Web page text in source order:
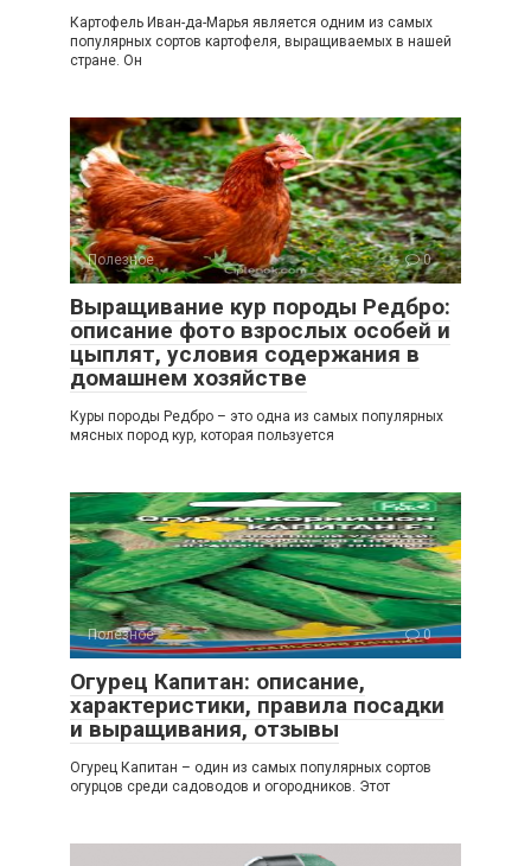
Картофель Иван-да-Марья является одним из самых
популярных сортов картофеля, выращиваемых в нашей
стране. Он
Полезное 0
Выращивание кур породы Редбро:
описание фото взрослых особей и
цыплят, условия содержания в
домашнем хозяйстве
Куры породы Редбро – это одна из самых популярных
мясных пород кур, которая пользуется
Полезное 0
Огурец Капитан: описание,
характеристики, правила посадки
и выращивания, отзывы
Огурец Капитан – один из самых популярных сортов
огурцов среди садоводов и огородников. Этот